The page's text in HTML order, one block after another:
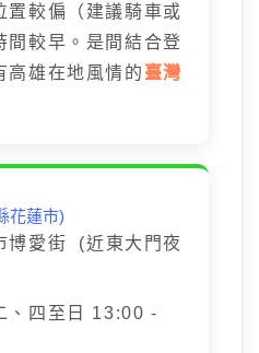
置較偏（建議騎車或
間較早。是間結合登
高雄在地風情的 臺灣
花蓮市)
博愛街 (近東大門夜
、四至日 13:00 -